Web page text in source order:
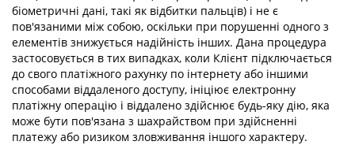
біометричні дані, такі як відбитки пальців) і не є
пов'язаними між собою, оскільки при порушенні одного з
елементів знижується надійність інших. Дана процедура
застосовується в тих випадках, коли Клієнт підключається
до свого платіжного рахунку по інтернету або іншими
способами віддаленого доступу, ініціює електронну
платіжну операцію і віддалено здійснює будь-яку дію, яка
може бути пов'язана з шахрайством при здійсненні
платежу або ризиком зловживання іншого характеру.